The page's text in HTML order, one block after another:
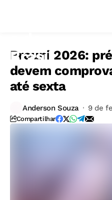
Prouni 2026:
devem
até sexta
Anderson Souza 9 de
Compartilhar